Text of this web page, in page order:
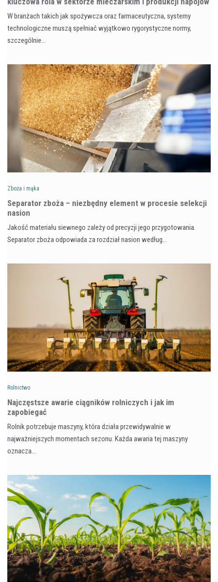
W branżach takich jak spożywcza oraz farmaceutyczna, systemy
technologiczne muszą spełniać wyjątkowo rygorystyczne normy,
szczególnie…
Zboża i mąka
Separator zboża – niezbędny element w procesie selekcji
nasion
Jakość materiału siewnego zależy od precyzji jego przygotowania.
Separator zboża odpowiada za rozdział nasion według…
Rolnictwo
Najczęstsze awarie ciągników rolniczych i jak im
zapobiegać
Rolnik potrzebuje maszyny, która działa przewidywalnie w
najważniejszych momentach sezonu. Każda awaria tej maszyny
oznacza…